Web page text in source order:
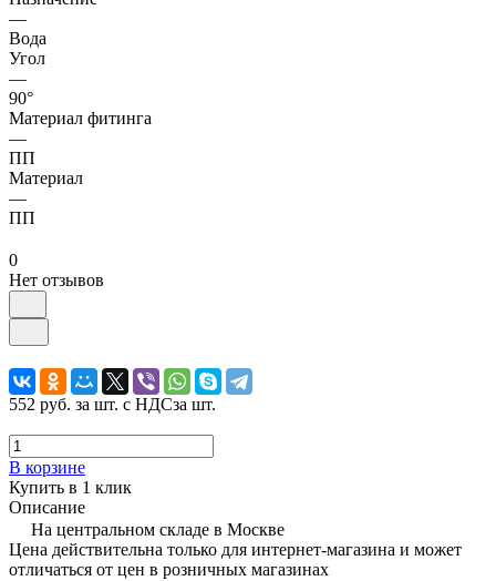
—
Вода
Угол
—
90°
Материал фитинга
—
ПП
Материал
—
ПП
0
Нет отзывов
552 руб. за шт. с НДСза шт.
В корзине
Купить в 1 клик
Описание
На центральном складе в Москве
Цена действительна только для интернет-магазина и может
отличаться от цен в розничных магазинах